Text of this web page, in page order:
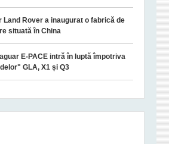
Land Rover a inaugurat o fabrică de
situată în China
E-PACE intră în luptă împotriva
GLA, X1 și Q3